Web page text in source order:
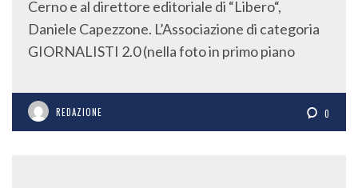
Cerno e al direttore editoriale di “Libero“,
Daniele Capezzone. L’Associazione di categoria
GIORNALISTI 2.0 (nella foto in primo piano
REDAZIONE 0